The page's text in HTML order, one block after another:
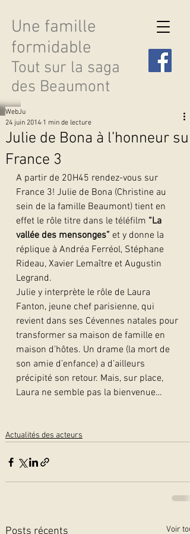
Une famille
formidable
Tout sur la saga
des Beaumont
Découvrir les saisons
Julie de Bona à l’honneur sur
France 3
WebJu
24 juin 2014 1 min de lecture
A partir de 20H45 rendez-vous sur
France 3! Julie de Bona (Christine au
sein de la famille Beaumont) tient en
effet le rôle titre dans le téléfilm “La
vallée des mensonges” et y donne la
réplique à Andréa Ferréol, Stéphane
Rideau, Xavier Lemaître et Augustin
Legrand.
Julie y interprète le rôle de Laura
Fanton, jeune chef parisienne, qui
revient dans ses Cévennes natales pour
transformer sa maison de famille en
maison d’hôtes. Un drame (la mort de
son amie d’enfance) a d’ailleurs
précipité son retour. Mais, sur place,
Laura ne semble pas la bienvenue…
Actualités des acteurs
Posts récents Voir tout